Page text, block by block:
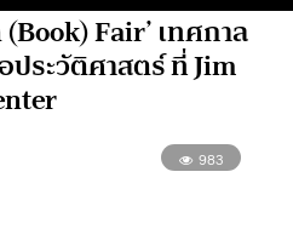
Fair’ เทศกาล
ระวัติศาสตร์ ที่ Jim
983